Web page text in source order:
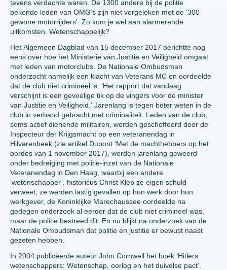
tevens verdachte waren. De 1300 andere bij de politie
bekende leden van OMG’s zijn niet vergeleken met de ‘300
gewone motorrijders’. Zo kom je wel aan alarmerende
uitkomsten. Wetenschappelijk?
Het Algemeen Dagblad van 15 december 2017 berichtte nog
eens over hoe het Ministerie van Justitie en Veiligheid omgaat
met leden van motorclubs. De Nationale Ombudsman
onderzocht namelijk een klacht van Veterans MC en oordeelde
dat de club niet crimineel is. ‘Het rapport dat vandaag
verschijnt is een gevoelige tik op de vingers voor de minister
van Justitie en Veiligheid.’ Jarenlang is tegen beter weten in de
club in verband gebracht met criminaliteit. Leden van de club,
soms actief dienende militairen, werden geschoffeerd door de
Inspecteur der Krijgsmacht op een veteranendag in
Hilvarenbeek (zie artikel Dupont ‘Met de machthebbers op het
bordes van 1 november 2017), werden jarenlang geweerd
onder bedreiging met politie-inzet van de Nationale
Veteranendag in Den Haag, waarbij een andere
‘wetenschapper’, historicus Christ Klep ze eigen schuld
verweet, ze werden lastig gevallen op hun werk door hun
werkgever, de Koninklijke Marechaussee oordeelde na
gedegen onderzoek al eerder dat de club niet crimineel was,
maar de politie bestreed dit. En nu blijkt na onderzoek van de
Nationale Ombudsman dat politie en justitie er bewust naast
gezeten hebben.
In 2004 publiceerde auteur John Cornwell het boek ‘Hitlers
wetenschappers: Wetenschap, oorlog en het duivelse pact’.